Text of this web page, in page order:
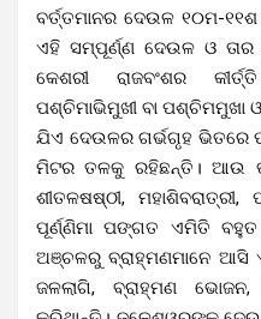
ବର୍ତ୍ତମାନର ଦେଉଳ ୧୦ମ-
ଏହି ସମ୍ପୂର୍ଣ୍ଣ ଦେଉଳ ଓ ତାର
କେଶରୀ ରାଜବଂଶର
ପଶ୍ଚିମାଭିମୁଖୀ ବା
ଯିଏ ଦେଉଳର ଗର୍ଭଗୃହ ଭିତରେ
ମିଟର ତଳକୁ ରହିଛନ୍ତି। ଆଉ
ଶୀତଳଷଷ୍ଠୀ,
ପୂର୍ଣ୍ଣିମା ପଙ୍ଗତ ଏମିତି
ଅଞ୍ଚଳରୁ ବ୍ରାହ୍ମଣମାନେ ଆସି
ଜଳଲାଗି, ବ୍ରାହ୍ମଣ ଭୋଜନ,